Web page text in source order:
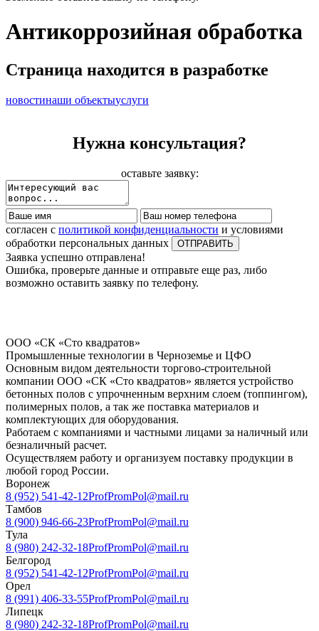
Антикоррозийная обработка
Страница находится в разработке
новостинаши объектыуслуги
Нужна консультация?
оставьте заявку:
согласен с политикой конфиденциальности и условиями
обработки персональных данных
Заявка успешно отправлена!
Ошибка, проверьте данные и отправьте еще раз, либо
возможно оставить заявку по телефону.
ООО «СК «Сто квадратов»
Промышленные технологии в Черноземье и ЦФО
Основным видом деятельности торгово-строительной
компании ООО «СК «Сто квадратов» является устройство
бетонных полов с упрочненным верхним слоем (топпингом),
полимерных полов, а так же поставка материалов и
комплектующих для оборудования.
Работаем с компаниями и частными лицами за наличный или
безналичный расчет.
Осуществляем работу и организуем поставку продукции в
любой город России.
Воронеж
8 (952) 541-42-12ProfPromPol@mail.ru
Тамбов
8 (900) 946-66-23ProfPromPol@mail.ru
Тула
8 (980) 242-32-18ProfPromPol@mail.ru
Белгород
8 (952) 541-42-12ProfPromPol@mail.ru
Орел
8 (991) 406-33-55ProfPromPol@mail.ru
Липецк
8 (980) 242-32-18ProfPromPol@mail.ru